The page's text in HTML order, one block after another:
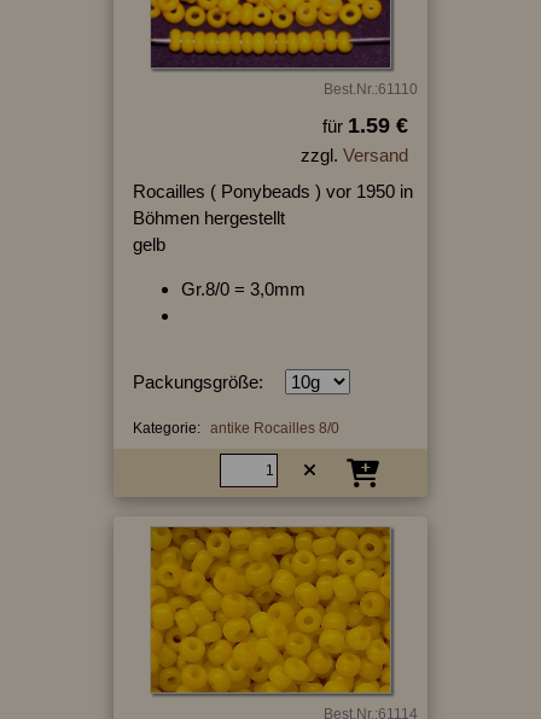
Best.Nr.:61110
für 1.59 €
zzgl. Versand
Rocailles ( Ponybeads ) vor 1950 in
Böhmen hergestellt
gelb
Gr.8/0 = 3,0mm
Packungsgröße:
Kategorie: antike Rocailles 8/0
Best.Nr.:61114